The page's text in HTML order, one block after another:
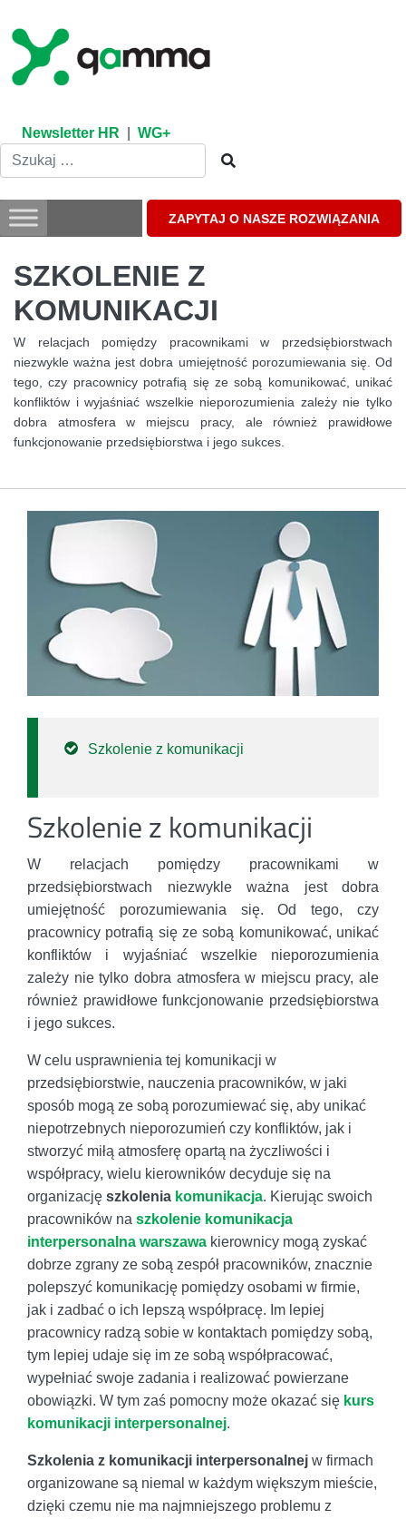
content
Newsletter HR WG+
ZAPYTAJ O NASZE ROZWIĄZANIA
SZKOLENIE Z
KOMUNIKACJI
W relacjach pomiędzy pracownikami w przedsiębiorstwach
niezwykle ważna jest dobra umiejętność porozumiewania się. Od
tego, czy pracownicy potrafią się ze sobą komunikować, unikać
konfliktów i wyjaśniać wszelkie nieporozumienia zależy nie tylko
dobra atmosfera w miejscu pracy, ale również prawidłowe
funkcjonowanie przedsiębiorstwa i jego sukces.
Szkolenie z komunikacji
Szkolenie z komunikacji
W relacjach pomiędzy pracownikami w
przedsiębiorstwach niezwykle ważna jest dobra
umiejętność porozumiewania się. Od tego, czy
pracownicy potrafią się ze sobą komunikować, unikać
konfliktów i wyjaśniać wszelkie nieporozumienia
zależy nie tylko dobra atmosfera w miejscu pracy, ale
również prawidłowe funkcjonowanie przedsiębiorstwa
i jego sukces.
W celu usprawnienia tej komunikacji w
przedsiębiorstwie, nauczenia pracowników, w jaki
sposób mogą ze sobą porozumiewać się, aby unikać
niepotrzebnych nieporozumień czy konfliktów, jak i
stworzyć miłą atmosferę opartą na życzliwości i
współpracy, wielu kierowników decyduje się na
organizację szkolenia komunikacja. Kierując swoich
pracowników na szkolenie komunikacja
interpersonalna warszawa kierownicy mogą zyskać
dobrze zgrany ze sobą zespół pracowników, znacznie
polepszyć komunikację pomiędzy osobami w firmie,
jak i zadbać o ich lepszą współpracę. Im lepiej
pracownicy radzą sobie w kontaktach pomiędzy sobą,
tym lepiej udaje się im ze sobą współpracować,
wypełniać swoje zadania i realizować powierzane
obowiązki. W tym zaś pomocny może okazać się kurs
komunikacji interpersonalnej.
Szkolenia z komunikacji interpersonalnej w firmach
organizowane są niemal w każdym większym mieście,
dzięki czemu nie ma najmniejszego problemu z